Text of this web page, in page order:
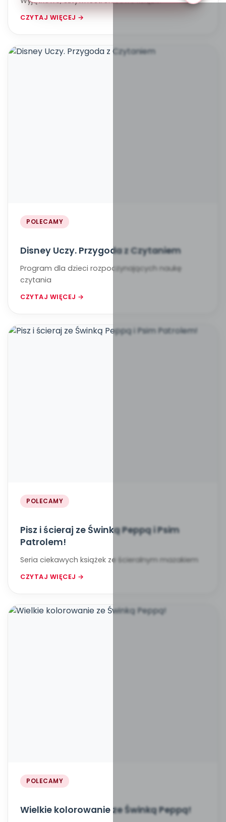
CZYTAJ WIĘCEJ →
POLECAMY
Disney Uczy. Przygoda z Czytaniem
Program dla dzieci rozpoczynających naukę
czytania
CZYTAJ WIĘCEJ →
POLECAMY
Pisz i ścieraj ze Świnką Peppą i Psim
Patrolem!
Seria ciekawych książek ze ścieralnym mazakiem
CZYTAJ WIĘCEJ →
POLECAMY
Wielkie kolorowanie ze Świnką Peppą!